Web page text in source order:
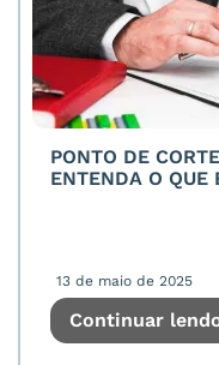
PONTO DE
ENTENDA O QUE
13 de maio de 2025
Continuar